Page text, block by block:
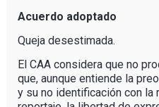
Acuerdo adoptado
Queja desestimada.
El CAA considera que no
que, aunque entiende la
y su no identificación con la